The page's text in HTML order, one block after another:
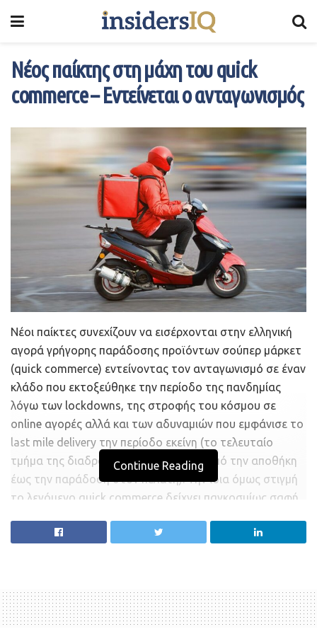
Νέος παίκτης στη μάχη του quick
commerce – Εντείνεται ο ανταγωνισμός
Νέοι παίκτες συνεχίζουν να εισέρχονται στην ελληνική
αγορά γρήγορης παράδοσης προϊόντων σούπερ µάρκετ
(quick commerce) εντείνοντας τον ανταγωνισµό σε έναν
κλάδο που εκτοξεύθηκε την περίοδο της πανδηµίας
λόγω των lockdowns, της στροφής του κόσµου σε
online αγορές αλλά και των αδυναµιών που εµφάνισε το
last mile delivery την περίοδο εκείνη (το τελευταίο
τµήµα της διαδροµής του προϊόντος από την αποθήκη
έως την παράδοση στον πελάτη). Την ίδια όµως στιγµή
το λεγόµενο quick commerce δείχνει παγκοσµίως σαφή
τέτοιες εταιρείες που γεννήθηκαν τη διετία της
Τελευταίος παίκτης που εµφανίστηκε πρόσφατα στην
ελληνική αγορά, έχοντας συγκεντρώσει 3 εκατ. ευρώ
Continue Reading